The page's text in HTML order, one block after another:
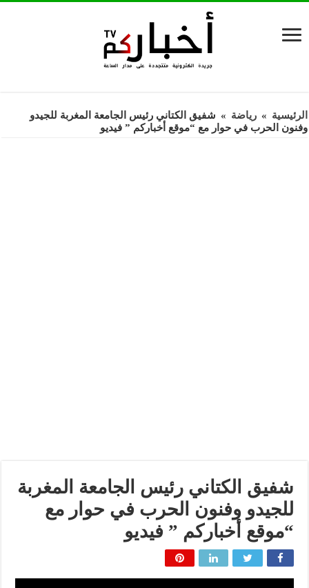
الرئيسية » رياضة » شفيق الكتاني رئيس الجامعة المغربة للجيدو
وفنون الحرب في حوار مع “موقع أخباركم ” فيديو
شفيق الكتاني رئيس الجامعة المغربة
للجيدو وفنون الحرب في حوار مع
“موقع أخباركم ” فيديو